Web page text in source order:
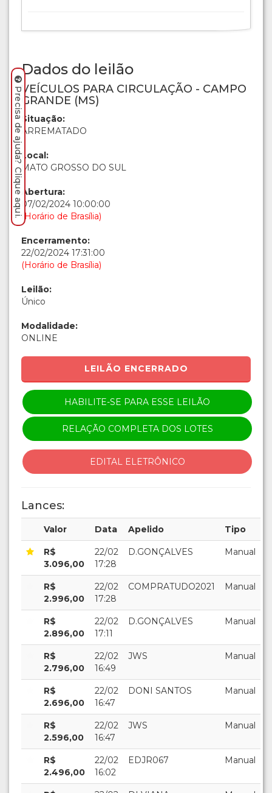
Dados do leilão
VEÍCULOS PARA CIRCULAÇÃO - CAMPO
GRANDE (MS)
Situação:
ARREMATADO
Local:
MATO GROSSO DO SUL
Abertura:
07/02/2024 10:00:00
(Horário de Brasília)
Encerramento:
22/02/2024 17:31:00
(Horário de Brasília)
Leilão:
Único
Modalidade:
ONLINE
LEILÃO ENCERRADO
HABILITE-SE PARA ESSE LEILÃO
RELAÇÃO COMPLETA DOS LOTES
EDITAL ELETRÔNICO
Lances:
Valor Data Apelido Tipo
R$
3.096,00
22/02
17:28
D.GONÇALVES Manual
R$
2.996,00
22/02
17:28
COMPRATUDO2021 Manual
R$
2.896,00
22/02
17:11
D.GONÇALVES Manual
R$
2.796,00
22/02
16:49
JWS Manual
R$
2.696,00
22/02
16:47
DONI SANTOS Manual
R$
2.596,00
22/02
16:47
JWS Manual
R$
2.496,00
22/02
16:02
EDJR067 Manual
Precisa de ajuda? Clique aqui.